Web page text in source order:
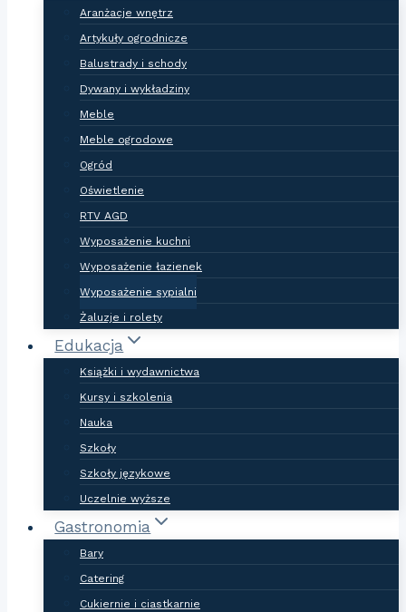
Aranżacje wnętrz
Artykuły ogrodnicze
Balustrady i schody
Dywany i wykładziny
Meble
Meble ogrodowe
Ogród
Oświetlenie
RTV AGD
Wyposażenie kuchni
Wyposażenie łazienek
Wyposażenie sypialni
Żaluzje i rolety
Edukacja
Książki i wydawnictwa
Kursy i szkolenia
Nauka
Szkoły
Szkoły językowe
Uczelnie wyższe
Gastronomia
Bary
Catering
Cukiernie i ciastkarnie